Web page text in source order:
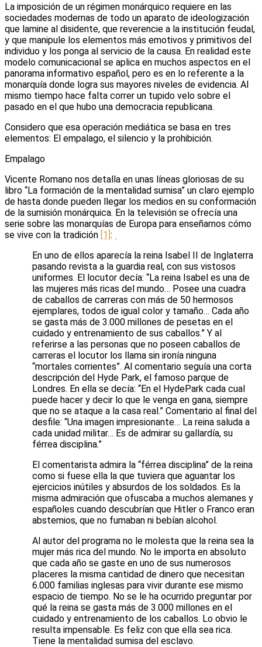
La imposición de un régimen monárquico requiere en las
sociedades modernas de todo un aparato de ideologización
que lamine al disidente, que reverencie a la institución feudal,
y que manipule los elementos más emotivos y primitivos del
individuo y los ponga al servicio de la causa. En realidad este
modelo comunicacional se aplica en muchos aspectos en el
panorama informativo español, pero es en lo referente a la
monarquía donde logra sus mayores niveles de evidencia. Al
mismo tiempo hace falta correr un tupido velo sobre el
pasado en el que hubo una democracia republicana.
Considero que esa operación mediática se basa en tres
elementos: El empalago, el silencio y la prohibición.
Empalago
Vicente Romano nos detalla en unas líneas gloriosas de su
libro “La formación de la mentalidad sumisa” un claro ejemplo
de hasta donde pueden llegar los medios en su conformación
de la sumisión monárquica. En la televisión se ofrecía una
serie sobre las monarquías de Europa para enseñarnos cómo
se vive con la tradición [1]:
En uno de ellos aparecía la reina Isabel II de Inglaterra
pasando revista a la guardia real, con sus vistosos
uniformes. El locutor decía: “La reina Isabel es una de
las mujeres más ricas del mundo… Posee una cuadra
de caballos de carreras con más de 50 hermosos
ejemplares, todos de igual color y tamaño… Cada año
se gasta más de 3.000 millones de pesetas en el
cuidado y entrenamiento de sus caballos.” Y al
referirse a las personas que no poseen caballos de
carreras el locutor los llama sin ironía ninguna
“mortales corrientes”. Al comentario seguía una corta
descripción del Hyde Park, el famoso parque de
Londres. En ella se decía: “En el HydePark cada cual
puede hacer y decir lo que le venga en gana, siempre
que no se ataque a la casa real.” Comentario al final del
desfile: “Una imagen impresionante… La reina saluda a
cada unidad militar… Es de admirar su gallardía, su
férrea disciplina.”
El comentarista admira la “férrea disciplina” de la reina
como si fuese ella la que tuviera que aguantar los
ejercicios inútiles y absurdos de los soldados. Es la
misma admiración que ofuscaba a muchos alemanes y
españoles cuando descubrían que Hitler o Franco eran
abstemios, que no fumaban ni bebían alcohol.
Al autor del programa no le molesta que la reina sea la
mujer más rica del mundo. No le importa en absoluto
que cada año se gaste en uno de sus numerosos
placeres la misma cantidad de dinero que necesitan
6.000 familias inglesas para vivir durante ese mismo
espacio de tiempo. No se le ha ocurrido preguntar por
qué la reina se gasta más de 3.000 millones en el
cuidado y entrenamiento de los caballos. Lo obvio le
resulta impensable. Es feliz con que ella sea rica.
Tiene la mentalidad sumisa del esclavo.